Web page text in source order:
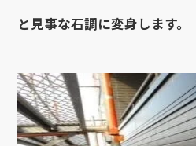
と見事な石調に変身します。